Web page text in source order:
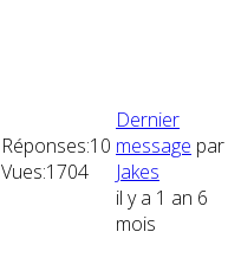
Réponses:10
Vues:1704
Dernier
message par
Jakes
il y a 1 an 6
mois